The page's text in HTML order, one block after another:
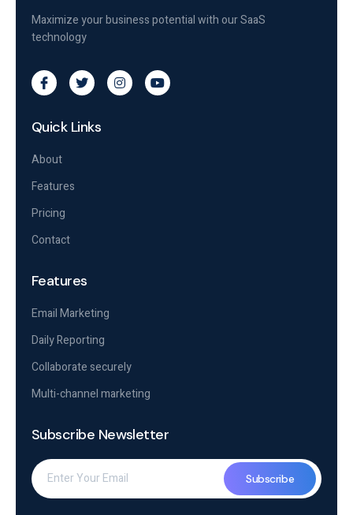
Maximize your business potential with our SaaS
technology
Quick Links
About
Features
Pricing
Contact
Features
Email Marketing
Daily Reporting
Collaborate securely
Multi-channel marketing
Subscribe Newsletter
Subscribe